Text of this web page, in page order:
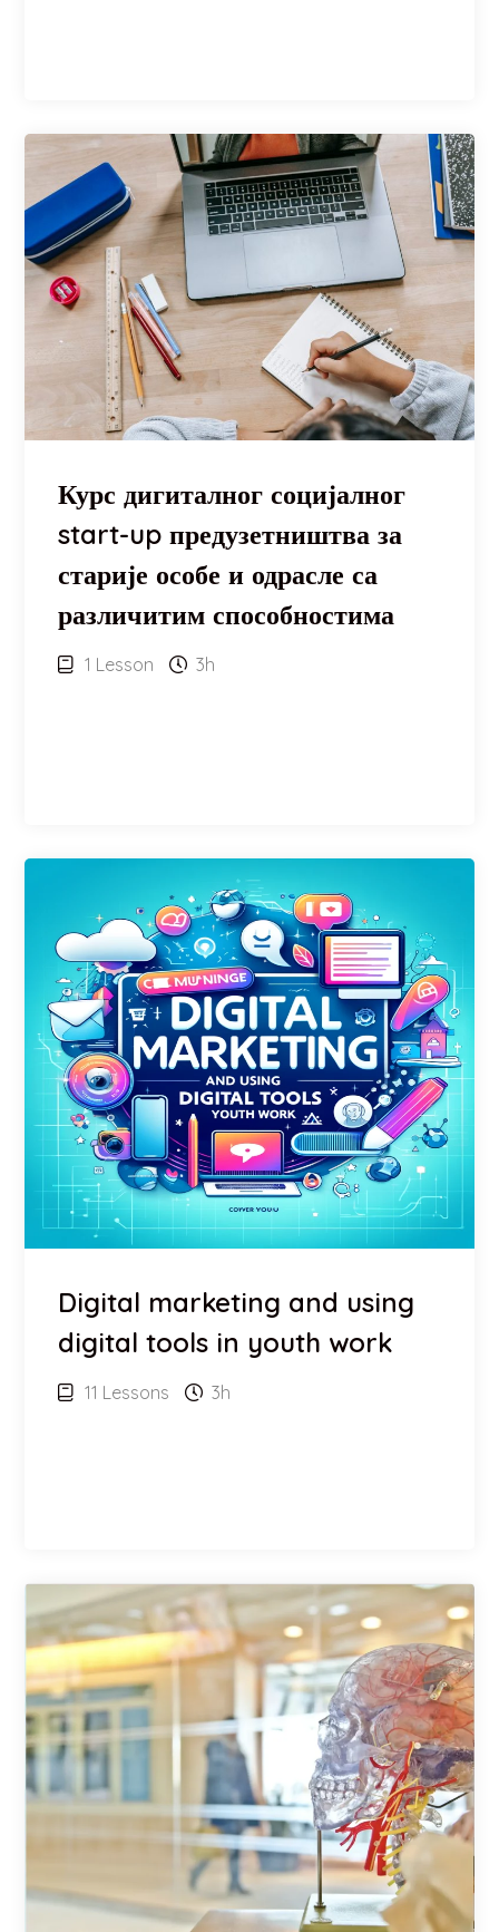
Курс дигиталног социјалног
start-up предузетништва за
старије особе и одрасле са
различитим способностима
1 Lesson 3h
Digital marketing and using
digital tools in youth work
11 Lessons 3h